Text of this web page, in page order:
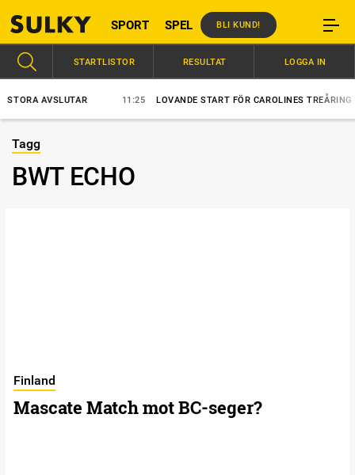
SPORT SPEL BLI KUND!
AVSLUTAR 11:25 LOVANDE START FÖR CAROLINES TREÅRING
STARTLISTOR RESULTAT LOGGA IN
Tagg
BWT ECHO
Finland
Mascate Match mot BC-seger?